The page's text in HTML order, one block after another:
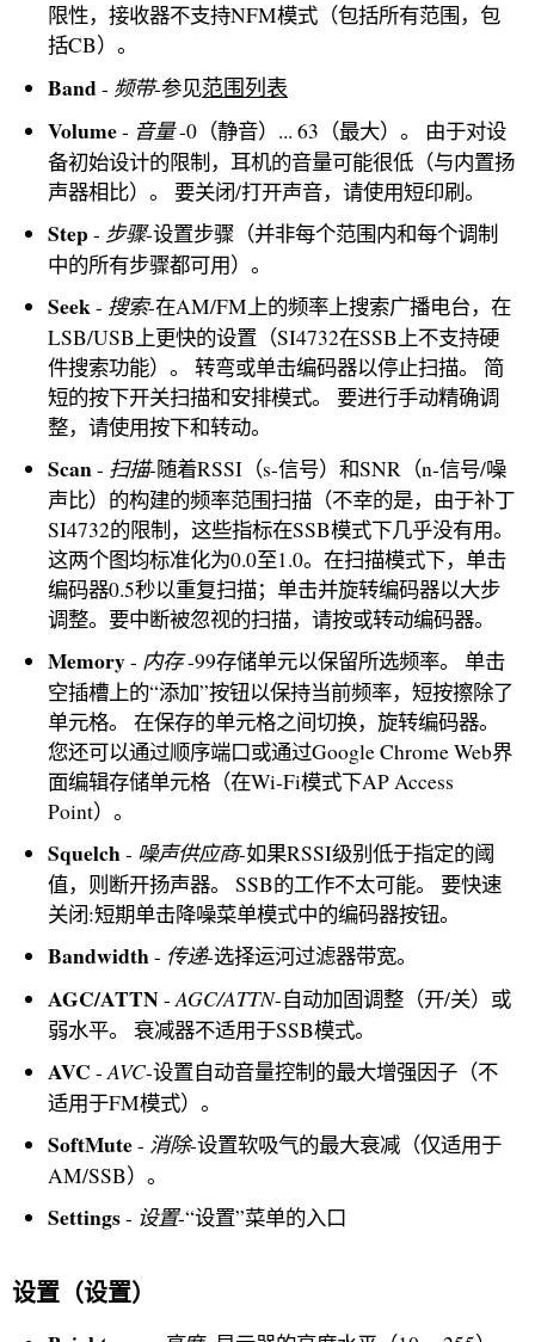
限性，接收器不支持NFM模式（包括所有范围，包
括CB）。
Band- 频带-参见范围列表
Volume- 音量-0（静音）... 63（最大）。 由于对设
备初始设计的限制，耳机的音量可能很低（与内置扬
声器相比）。 要关闭/打开声音，请使用短印刷。
Step - 步骤-设置步骤（并非每个范围内和每个调制
中的所有步骤都可用）。
Seek- 搜索-在AM/FM上的频率上搜索广播电台，在
LSB/USB上更快的设置（SI4732在SSB上不支持硬
件搜索功能）。 转弯或单击编码器以停止扫描。 简
短的按下开关扫描和安排模式。 要进行手动精确调
整，请使用按下和转动。
Scan- 扫描-随着RSSI（s-信号）和SNR（n-信号/噪
声比）的构建的频率范围扫描（不幸的是，由于补丁
SI4732的限制，这些指标在SSB模式下几乎没有用。
这两个图均标准化为0.0至1.0。在扫描模式下，单击
编码器0.5秒以重复扫描；单击并旋转编码器以大步
调整。要中断被忽视的扫描，请按或转动编码器。
Memory- 内存-99存储单元以保留所选频率。 单击
空插槽上的“添加”按钮以保持当前频率，短按擦除了
单元格。 在保存的单元格之间切换，旋转编码器。
您还可以通过顺序端口或通过Google Chrome Web界
面编辑存储单元格（在Wi-Fi模式下AP Access
Point）。
Squelch- 噪声供应商-如果RSSI级别低于指定的阈
值，则断开扬声器。 SSB的工作不太可能。 要快速
关闭:短期单击降噪菜单模式中的编码器按钮。
Bandwidth- 传递-选择运河过滤器带宽。
AGC/ATTN-AGC/ATTN-自动加固调整（开/关）或
弱水平。 衰减器不适用于SSB模式。
AVC -AVC-设置自动音量控制的最大增强因子（不
适用于FM模式）。
SoftMute- 消除-设置软吸气的最大衰减（仅适用于
AM/SSB）。
Settings- 设置-“设置”菜单的入口
设置（设置）